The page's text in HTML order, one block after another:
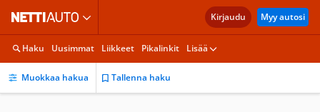
Kirjaudu Myy autosi
Haku Uusimmat Liikkeet Pikalinkit Lisää
Muokkaa hakua Tallenna haku